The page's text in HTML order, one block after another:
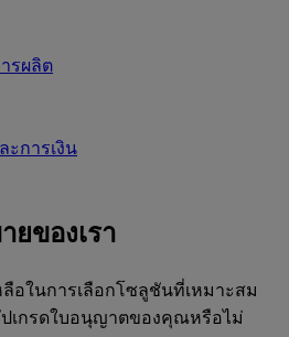
รผลิต
ะการเงิน
ของเรา
อในการเลือกโซลูชันที่เหมาะสม
เกรดใบอนุญาตของคุณหรือไม่